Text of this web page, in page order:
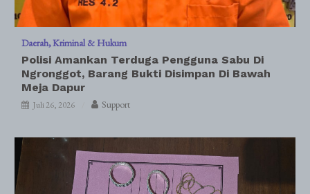
Daerah Kriminal & Hukum
Polisi Amankan Terduga Pengguna Sabu Di
Ngronggot, Barang Bukti Disimpan Di Bawah
Meja Dapur
Juli 26, 2026 Support